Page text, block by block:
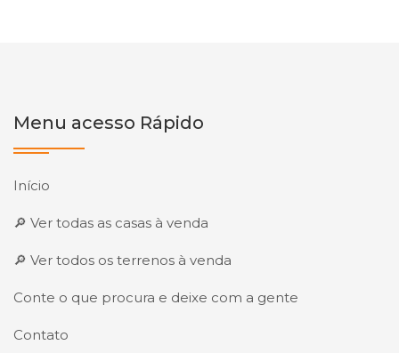
Menu acesso Rápido
Início
🔎 Ver todas as casas à venda
🔎 Ver todos os terrenos à venda
Conte o que procura e deixe com a gente
Contato